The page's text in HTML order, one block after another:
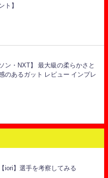
ト】
ン・NXT】 最大級の柔らかさと
のあるガット レビュー インプレ
iori】選手を考察してみる